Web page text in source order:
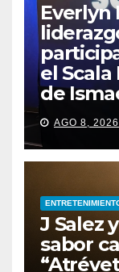
Everlyn
el
de
AGO 8, 2026
J Salez
sabor